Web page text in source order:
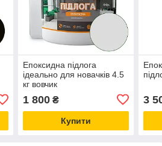
Епоксидна підлога
ідеально для новачків 4.5
кг вовчик
1 800₴
Купити
3